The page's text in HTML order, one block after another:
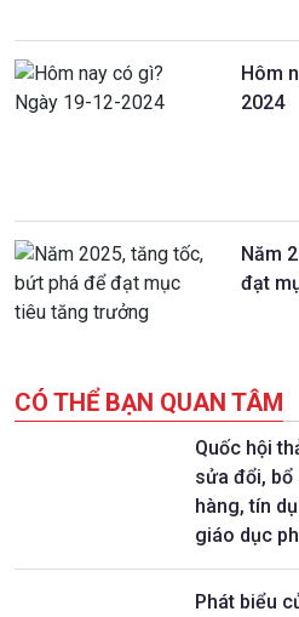
Hôm
2024
Năm
đạt
CÓ THỂ BẠN QUAN TÂM
Quốc hội
sửa đổi, bổ
hàng, tín
giáo dục
Phát biểu